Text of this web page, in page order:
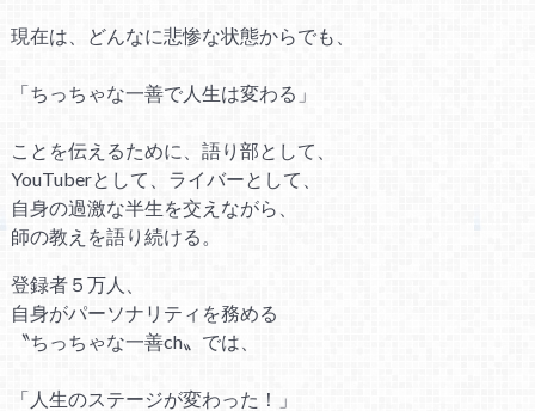
現在は、どんなに悲惨な状態からでも、
「ちっちゃな一善で人生は変わる」
ことを伝えるために、語り部として、
YouTuberとして、ライバーとして、
自身の過激な半生を交えながら、
師の教えを語り続ける。
登録者５万人、
自身がパーソナリティを務める
〝ちっちゃな一善ch〟では、
「人生のステージが変わった！」